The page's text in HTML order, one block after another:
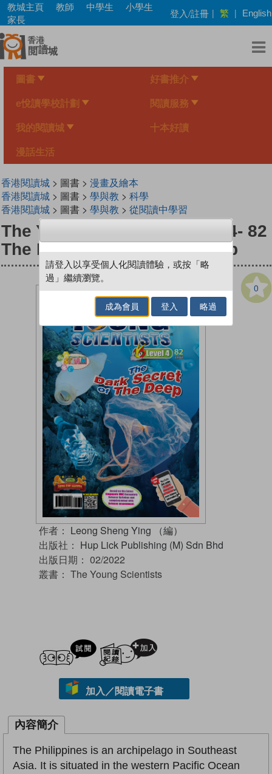
Skip
main
content
教城主頁 教師 中學生
小學生
家長
登入/註冊 | 繁 | English
圖書 好書推介
e悅讀學校計劃 閱讀服務
我的閱讀城 十本好讀
漫話生活
香港閱讀城> 圖書 > 漫畫及繪本
香港閱讀城> 圖書 > 學與教 > 科學
香港閱讀城> 圖書 > 學與教 > 從閱讀中學習
The Young Scientists Level 4- 82
The Dark Secret Of The Deep
0
作者： Leong Sheng Ying （編）
出版社： Hup Lick Publishing (M) Sdn Bhd
出版日期： 02/2022
叢書： The Young Scientists
試閲
加入／閱讀電子書
內容簡介
The Philippines is an archipelago in Southeast
Asia. It is situated in the western Pacific Ocean
請登入以享受個人化閱讀體驗，或按「略
過」繼續瀏覽。
成為會員 登入 略過